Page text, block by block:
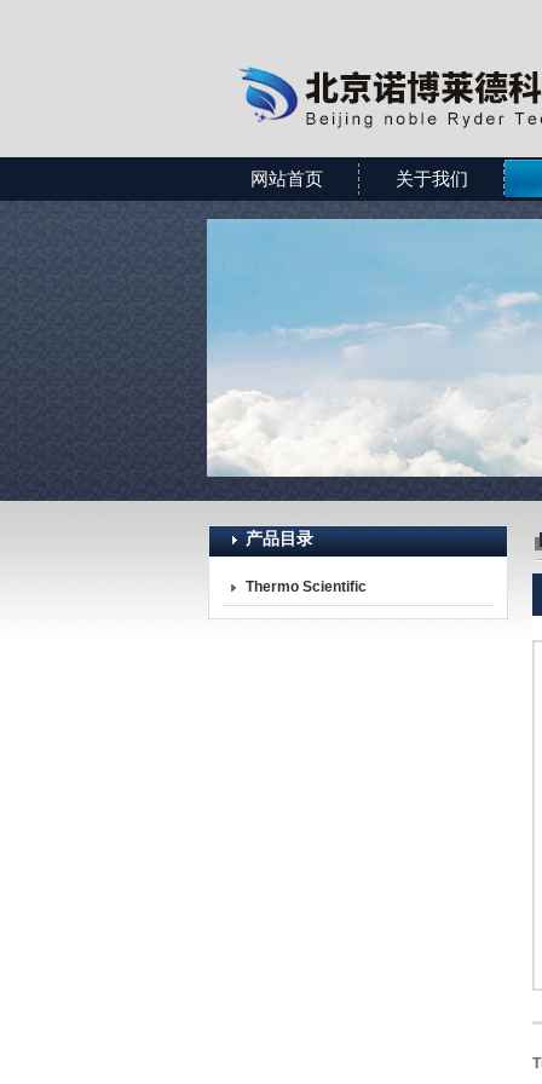
北京诺博莱德科技有限公司
网站首页 关于我们
产品目录
Thermo Scientific